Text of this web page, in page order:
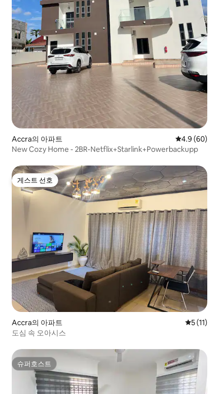
Accra의 아파트 평점 4.9점(5
4.9 (60)
New Cozy Home - 2BR-Netflix+Starlink+Powerbackupp
게스트 선호
게스트 선호
Accra의 아파트 평점 5점
5 (11)
도심 속 오아시스
슈퍼호스트
슈퍼호스트